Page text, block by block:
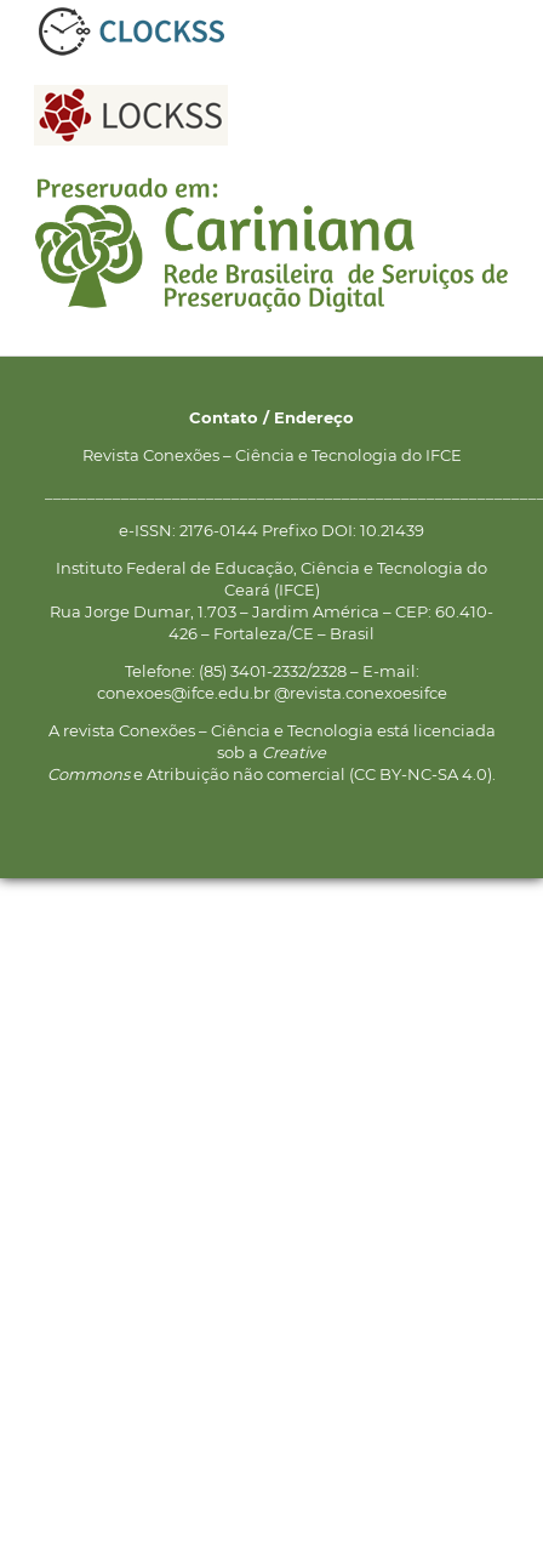
Contato / Endereço
Revista Conexões – Ciência e Tecnologia do IFCE
e-ISSN: 2176-0144 Prefixo DOI: 10.21439
Instituto Federal de Educação, Ciência e Tecnologia do
Ceará (IFCE)
Rua Jorge Dumar, 1.703 – Jardim América – CEP: 60.410-
426 – Fortaleza/CE – Brasil
Telefone: (85) 3401-2332/2328 – E-mail:
conexoes@ifce.edu.br @revista.conexoesifce
A revista Conexões – Ciência e Tecnologia está licenciada
sob a Creative
Commonse Atribuição não comercial (CC BY-NC-SA 4.0).